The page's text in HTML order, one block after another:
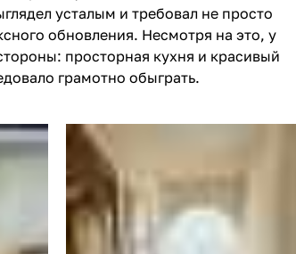
усталым и требовал не просто
обновления. Несмотря на это, у
просторная кухня и красивый
грамотно обыграть.